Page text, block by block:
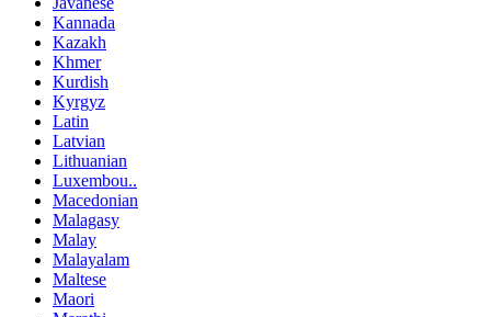
Kannada
Kazakh
Khmer
Kurdish
Kyrgyz
Latin
Latvian
Lithuanian
Luxembou..
Macedonian
Malagasy
Malay
Malayalam
Maltese
Maori